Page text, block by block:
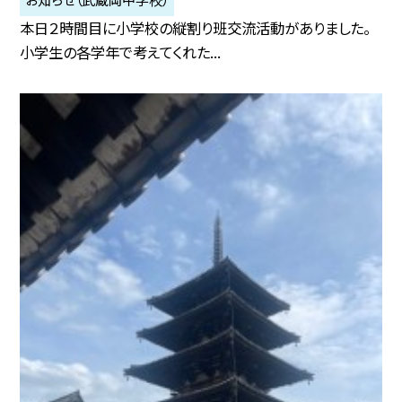
本日２時間目に小学校の縦割り班交流活動がありました。
小学生の各学年で考えてくれた...